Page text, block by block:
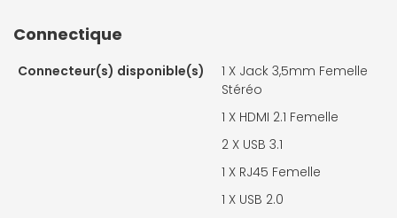
Connectique
Connecteur(s) disponible(s) 1 X Jack 3,5mm Femelle
Stéréo
1 X HDMI 2.1 Femelle
2 X USB 3.1
1 X RJ45 Femelle
1 X USB 2.0